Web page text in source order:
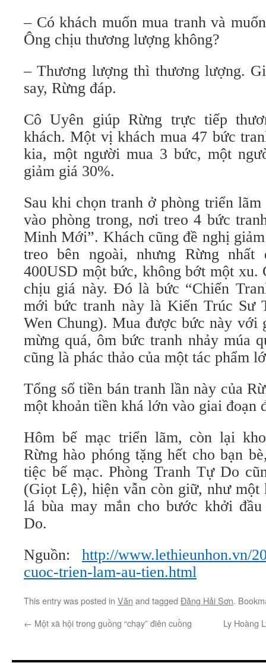
– Có khách muốn mua tranh và
Ông chịu thương lượng không?
– Thương lượng thì thương lượng.
say, Rừng đáp.
Cô Uyên giúp Rừng trực tiếp
khách. Một vị khách mua 47 bức
kia, một người mua 3 bức, một
giảm giá 30%.
Sau khi chọn tranh ở phòng triển
vào phòng trong, nơi treo 4 bức
Minh Mới”. Khách cũng đề nghị
treo bên ngoài, nhưng Rừng nhất
400USD một bức, không bớt một xu.
chịu giá này. Đó là bức “Chiến
mới bức tranh này là Kiến Trúc Sư
Wen Chung). Mua được bức này với
mừng quá, ôm bức tranh nhảy múa
cũng là phác thảo của một tác phẩm
Tổng số tiền bán tranh lần này của
một khoản tiền khá lớn vào giai đoạn
Hôm bế mạc triển lãm, còn lại
Rừng hào phóng tặng hết cho bạn
tiệc bế mạc. Phòng Tranh Tự Do
(Giọt Lệ), hiện vẫn còn giữ, như
lá bùa may mắn cho bước khởi
Do.
Nguồn: http://www.lethieunhon.vn/
cuoc-trien-lam-au-tien.html
This entry was posted in Văn and tagged Đặng Hải Sơn.
← Một xã hội trong guồng “chạy” điên cuồng Ly Hoàng